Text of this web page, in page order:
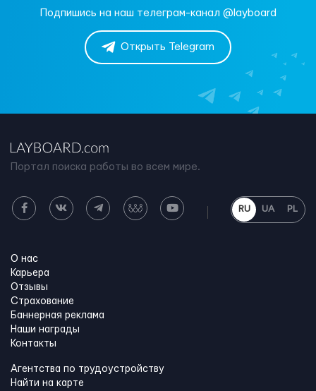
Подпишись на наш телеграм-канал @layboard
Открыть Telegram
Портал поиска работы во всем мире.
RU UA PL
О нас
Карьера
Отзывы
Страхование
Баннерная реклама
Наши награды
Контакты
Агентства по трудоустройству
Найти на карте